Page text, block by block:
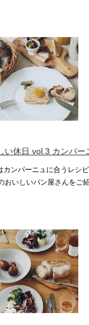
い休日 vol.3 カンパー
カンパーニュに合うレシピ
おいしいパン屋さんをご